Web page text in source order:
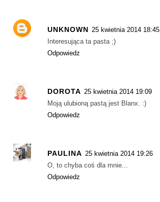
UNKNOWN 25 kwietnia 2014 18:45
Interesująca ta pasta ;)
Odpowiedz
DOROTA 25 kwietnia 2014 19:09
Moją ulubioną pastą jest Blanx. :)
Odpowiedz
PAULINA 25 kwietnia 2014 19:26
O, to chyba coś dla mnie...
Odpowiedz